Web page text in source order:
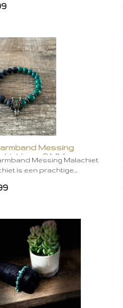
Messing
Lava 8 MM
Messing Malachiet
is een prachtige…